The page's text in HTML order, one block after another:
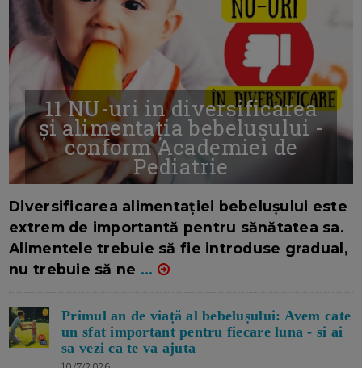
11 NU-uri in diversificarea
și alimentația bebelușului -
conform Academiei de
Pediatrie
Diversificarea alimentației bebelușului este
extrem de importantă pentru sănătatea sa.
Alimentele trebuie să fie introduse gradual,
nu trebuie să ne ...
Primul an de viață al bebelușului: Avem cate
un sfat important pentru fiecare luna - si ai
sa vezi ca te va ajuta